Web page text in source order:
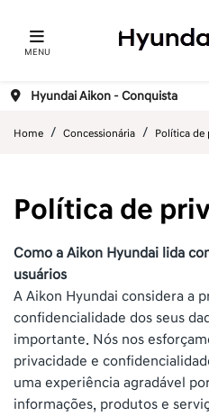
MENU
Hyundai Aikon – Conquista
Home Concessionária Política de
Política de
Como a Aikon Hyundai lida
usuários
A Aikon Hyundai considera a
confidencialidade dos seus
importante. Nós nos
privacidade e
uma experiência agradável
informações, produtos e